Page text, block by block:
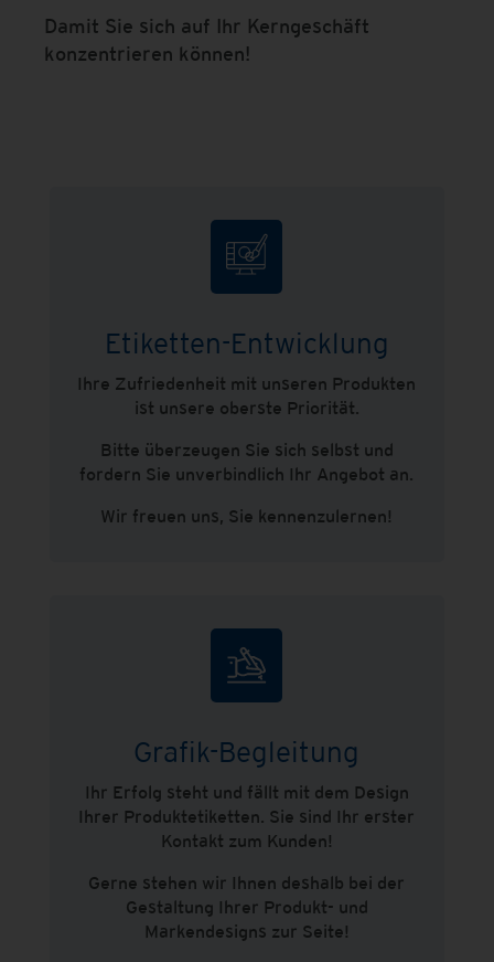
Damit Sie sich auf Ihr Kerngeschäft
konzentrieren können!
Etiketten-Entwicklung
Ihre Zufriedenheit mit unseren Produkten
ist unsere oberste Priorität.
Bitte überzeugen Sie sich selbst und
fordern Sie unverbindlich Ihr Angebot an.
Wir freuen uns, Sie kennenzulernen!
Grafik-Begleitung
Ihr Erfolg steht und fällt mit dem Design
Ihrer Produktetiketten. Sie sind Ihr erster
Kontakt zum Kunden!
Gerne stehen wir Ihnen deshalb bei der
Gestaltung Ihrer Produkt- und
Markendesigns zur Seite!